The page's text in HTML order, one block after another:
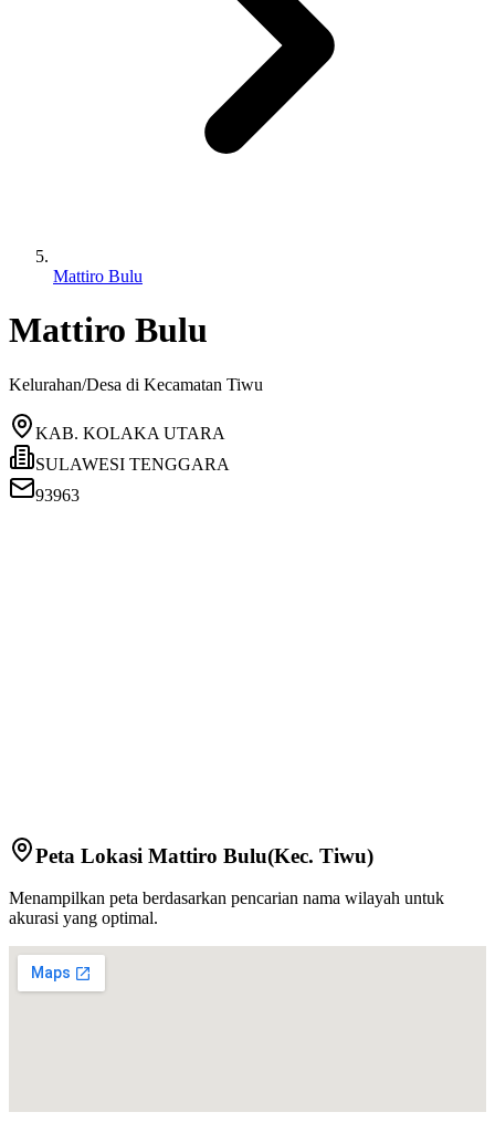
Mattiro Bulu
Mattiro Bulu
Kelurahan/Desa di Kecamatan Tiwu
KAB. KOLAKA UTARA
SULAWESI TENGGARA
93963
Peta Lokasi Mattiro Bulu(Kec. Tiwu)
Menampilkan peta berdasarkan pencarian nama wilayah untuk
akurasi yang optimal.